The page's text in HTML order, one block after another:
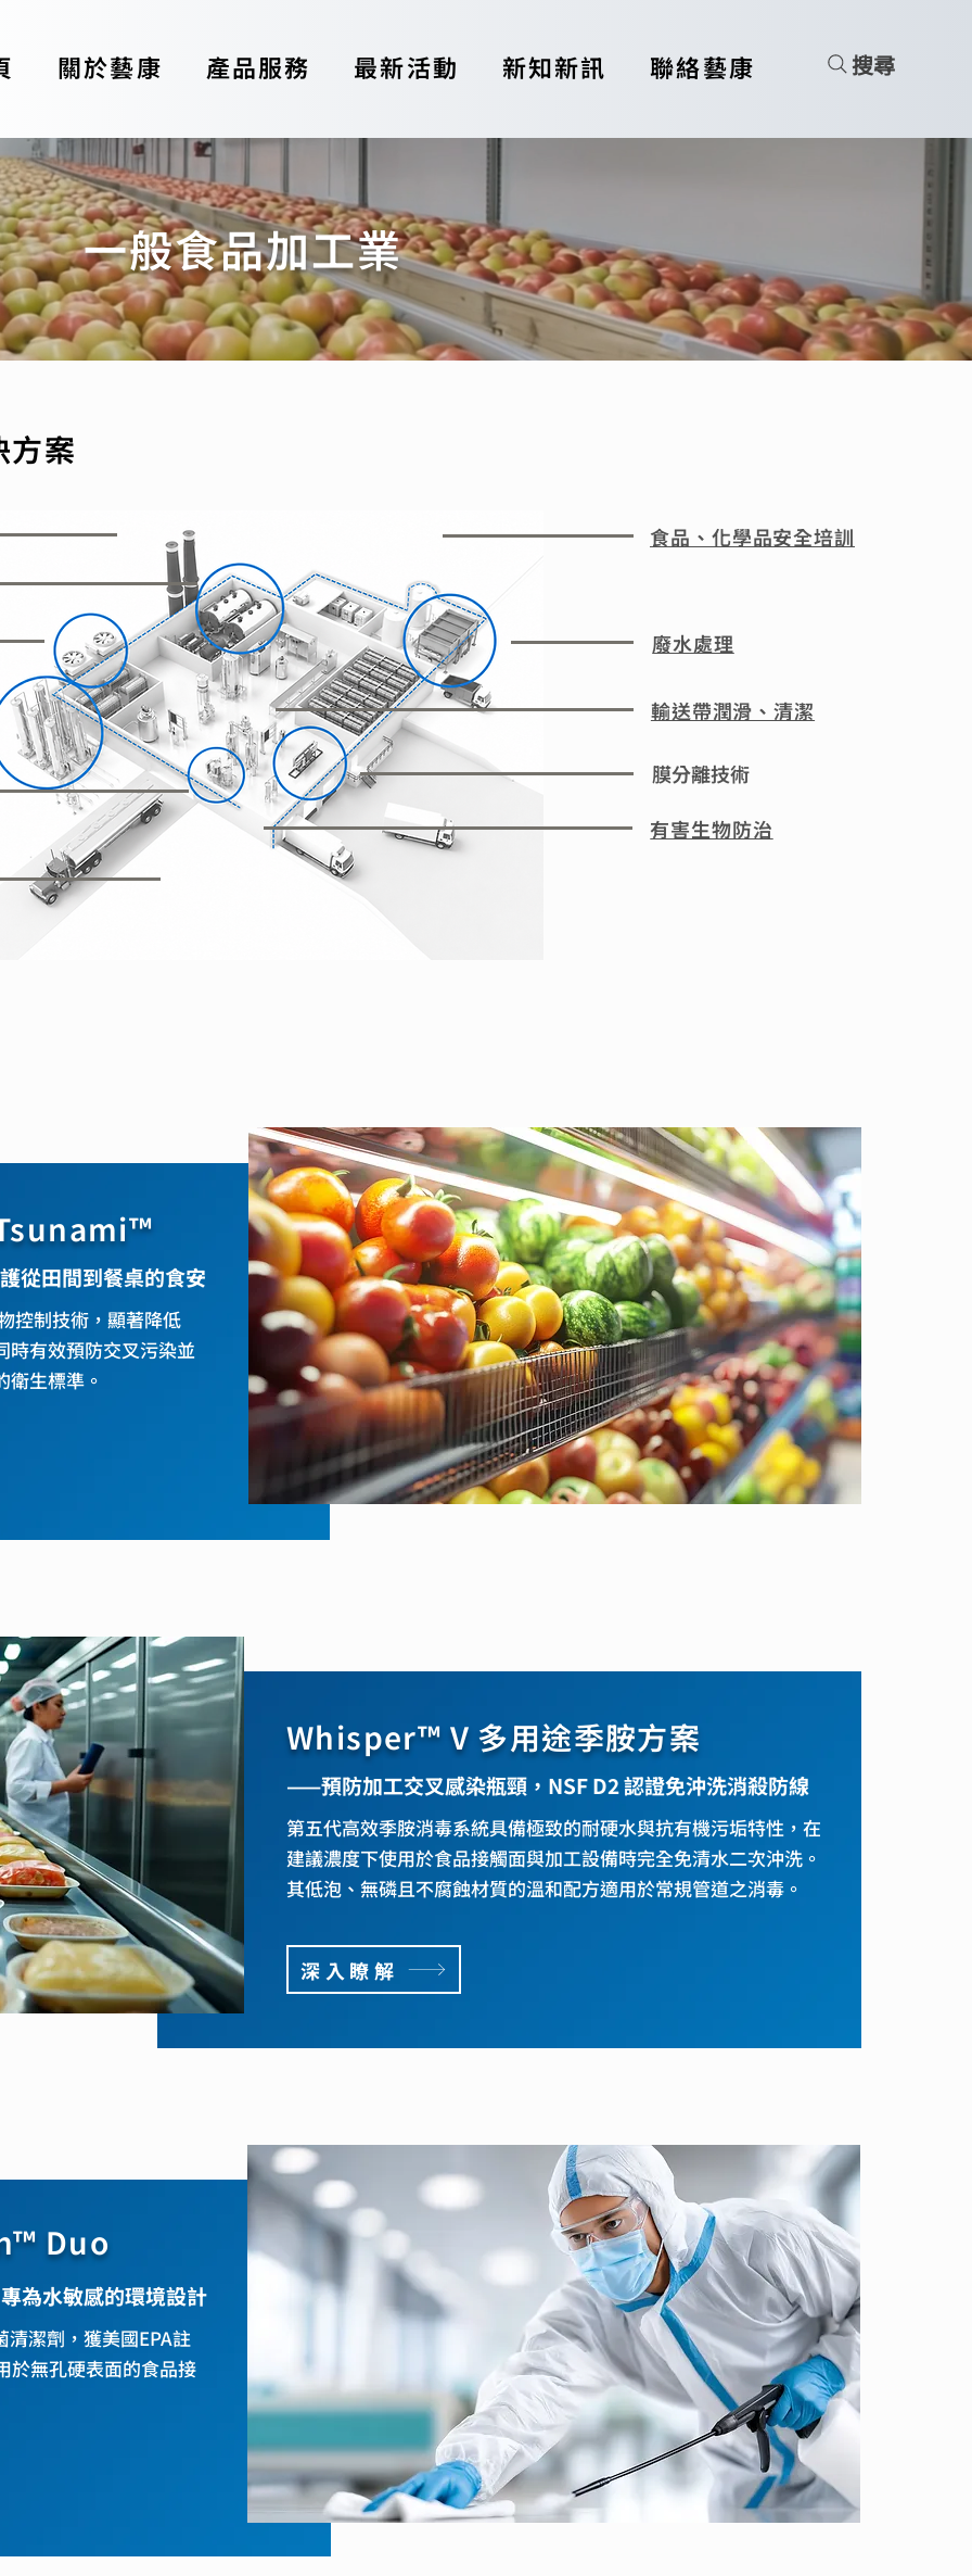
關於藝康 產品服務 最新活動 新知新訊 聯絡藝康 搜尋
一般食品加工業
方案
食品、化學品安全培訓
廢水處理
輸送帶潤滑、清潔
膜分離技術
有害生物防治
從田間到餐桌的食安
控制技術，顯著降低
時有效預防交叉污染並
衛生標準。
Whisper™ V 多用途季胺方案
⸺預防加工交叉感染瓶頸，NSF D2 認證免沖洗消殺防線
第五代高效季胺消毒系統具備極致的耐硬水與抗有機污垢特性，在
建議濃度下使用於食品接觸面與加工設備時完全免清水二次沖洗。
其低泡、無磷且不腐蝕材質的溫和配方適用於常規管道之消毒。
深入瞭解
Duo
為水敏感的環境設計
潔劑，獲美國EPA註
於無孔硬表面的食品接